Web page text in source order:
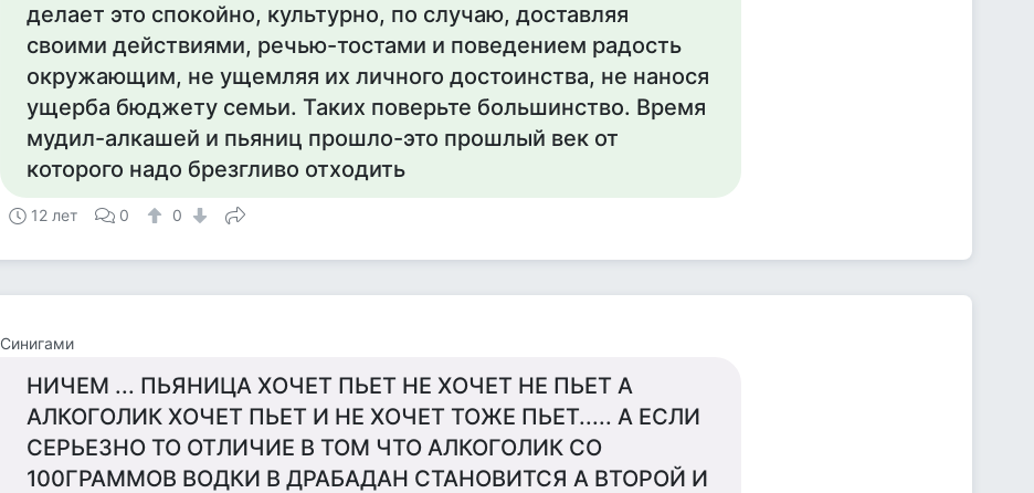
делает это спокойно, культурно, по случаю, доставляя
своими действиями, речью-тостами и поведением радость
окружающим, не ущемляя их личного достоинства, не нанося
ущерба бюджету семьи. Таких поверьте большинство. Время
мудил-алкашей и пьяниц прошло-это прошлый век от
которого надо брезгливо отходить
12 лет 0 0
Синигами
НИЧЕМ ... ПЬЯНИЦА ХОЧЕТ ПЬЕТ НЕ ХОЧЕТ НЕ ПЬЕТ А
АЛКОГОЛИК ХОЧЕТ ПЬЕТ И НЕ ХОЧЕТ ТОЖЕ ПЬЕТ..... А ЕСЛИ
СЕРЬЕЗНО ТО ОТЛИЧИЕ В ТОМ ЧТО АЛКОГОЛИК СО
100ГРАММОВ ВОДКИ В ДРАБАДАН СТАНОВИТСЯ А ВТОРОЙ И